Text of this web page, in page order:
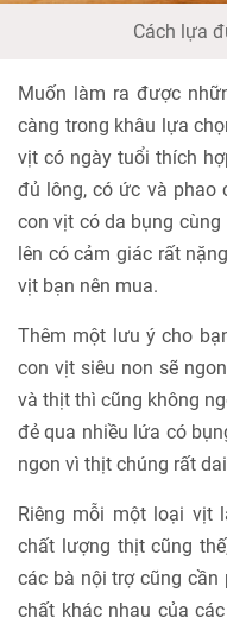
Cách lựa
Muốn làm ra được
càng trong khâu lựa
vịt có ngày tuổi thích
đủ lông, có ức và phao
con vịt có da bụng
lên có cảm giác rất
vịt bạn nên mua.
Thêm một lưu ý cho
con vịt siêu non sẽ
và thịt thì cũng không
đẻ qua nhiều lứa có
ngon vì thịt chúng rất
Riêng mỗi một loại vịt
chất lượng thịt cũng
các bà nội trợ cũng
chất khác nhau của